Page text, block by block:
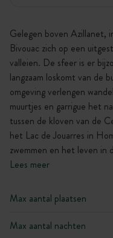
Gelegen boven Azillanet,
Bivouac zich op een
valleien. De sfeer is er
langzaam loskomt van de
omgeving verlengen
muurtjes en garrigue het
tussen de kloven van de
het Lac de Jouarres in
zwemmen en het leven in
Lees meer
Max aantal plaatsen
Max aantal nachten